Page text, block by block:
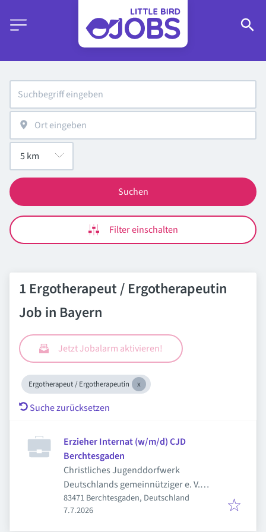
Suchen
Filter einschalten
1 Ergotherapeut / Ergotherapeutin
Job in Bayern
Jetzt Jobalarm aktivieren!
Ergotherapeut / Ergotherapeutin
Suche zurücksetzen
Erzieher Internat (w/m/d) CJD
Berchtesgaden
Christliches Jugenddorfwerk
Deutschlands gemeinnütziger e. V.
(CJD)
83471 Berchtesgaden, Deutschland
Veröffentlicht
7.7.2026